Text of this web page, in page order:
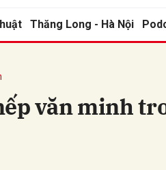
Thăng Long - Hà Nội
văn minh